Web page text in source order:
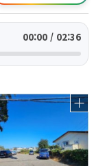
00:00 / 02:36